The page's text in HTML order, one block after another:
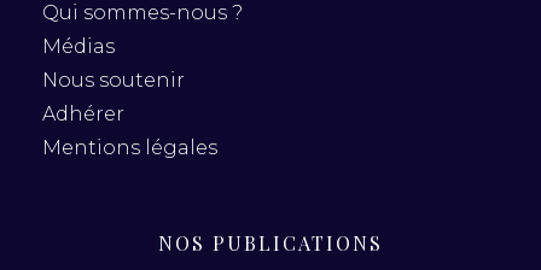
Qui sommes-nous ?
Médias
Nous soutenir
Adhérer
Mentions légales
NOS PUBLICATIONS